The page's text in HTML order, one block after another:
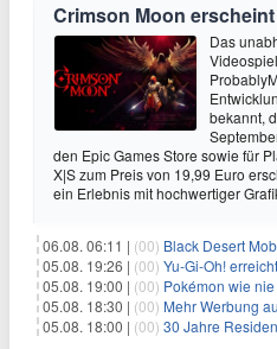
Crimson Moon
Das
bekannt,
den Epic Games Store sowie für
X|S zum Preis von 19,99 Euro
ein Erlebnis mit hochwertiger
06.08. 06:11 | (00) Black Desert Mobile
05.08. 19:26 | (00) Yu‑Gi‑Oh! erreicht
05.08. 19:00 | (00) Pokémon wie nie zuvor:
05.08. 18:30 | (00) Mehr Werbung auf
05.08. 18:00 | (00) 30 Jahre Resident Evil